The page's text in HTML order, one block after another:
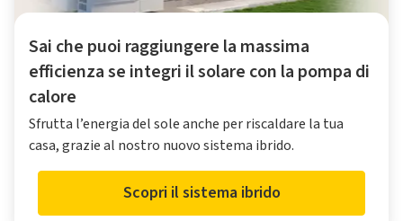
Sai che puoi raggiungere la massima
efficienza se integri il solare con la pompa di
calore
Sfrutta l’energia del sole anche per riscaldare la tua
casa, grazie al nostro nuovo sistema ibrido.
Scopri il sistema ibrido